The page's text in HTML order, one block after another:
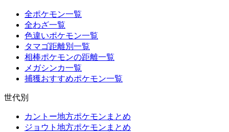
全ポケモン一覧
全わざ一覧
色違いポケモン一覧
タマゴ距離別一覧
相棒ポケモンの距離一覧
メガシンカ一覧
捕獲おすすめポケモン一覧
世代別
カントー地方ポケモンまとめ
ジョウト地方ポケモンまとめ